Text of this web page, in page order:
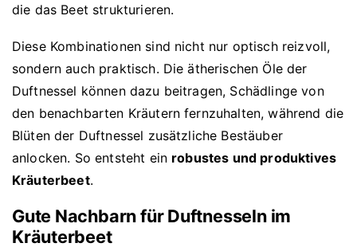
die das Beet strukturieren.
Diese Kombinationen sind nicht nur optisch reizvoll,
sondern auch praktisch. Die ätherischen Öle der
Duftnessel können dazu beitragen, Schädlinge von
den benachbarten Kräutern fernzuhalten, während die
Blüten der Duftnessel zusätzliche Bestäuber
anlocken. So entsteht ein robustes und produktives
Kräuterbeet.
Gute Nachbarn für Duftnesseln im
Kräuterbeet